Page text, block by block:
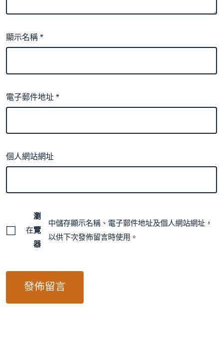
顯示名稱*
電子郵件地址*
個人網站網址
在
瀏
覽
器
中儲存顯示名稱、電子郵件地址及個人網站網址，
以供下次發佈留言時使用。